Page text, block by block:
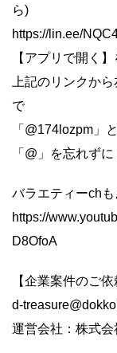
ら)
https://lin.ee/
【アプリで開く
上記のリンクか
で
「@174lozpm」
「@」を忘れずに
バラエティーch
https://
D8OfoA
【企業案件のご
d-
運営会社：株式